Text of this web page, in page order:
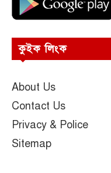
কুইক লিংক
About Us
Contact Us
Privacy & Police
Sitemap